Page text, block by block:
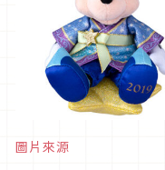
圖片來源